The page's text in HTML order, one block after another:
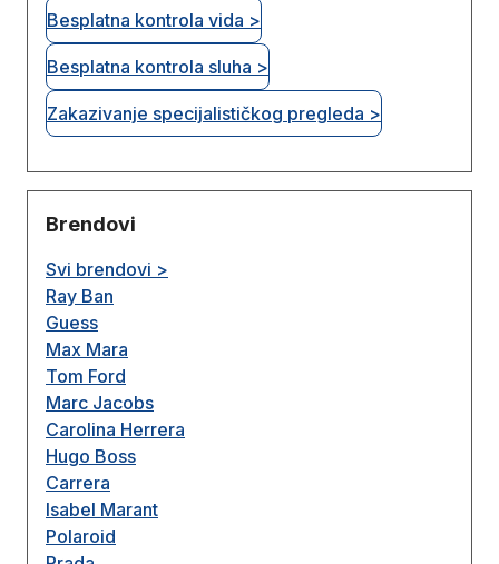
Besplatna kontrola vida >
Besplatna kontrola sluha >
Zakazivanje specijalističkog pregleda >
Brendovi
Svi brendovi >
Ray Ban
Guess
Max Mara
Tom Ford
Marc Jacobs
Carolina Herrera
Hugo Boss
Carrera
Isabel Marant
Polaroid